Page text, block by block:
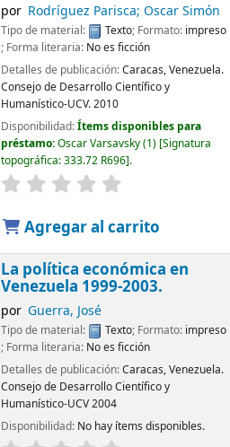
por Rodríguez Parisca; Oscar Simón
Tipo de material: Texto; Formato: impreso
; Forma literaria: No es ficción
Detalles de publicación:Caracas, Venezuela.
Consejo de Desarrollo Científico y
Humanístico-UCV.2010
Disponibilidad:Ítems disponibles para
préstamo:Oscar Varsavsky(1) Signatura
topográfica:333.72 R696 .
Agregar al carrito
La política económica en
Venezuela 1999-2003.
por Guerra, José
Tipo de material: Texto; Formato: impreso
; Forma literaria: No es ficción
Detalles de publicación:Caracas, Venezuela.
Consejo de Desarrollo Científico y
Humanístico-UCV2004
Disponibilidad: No hay ítems disponibles.